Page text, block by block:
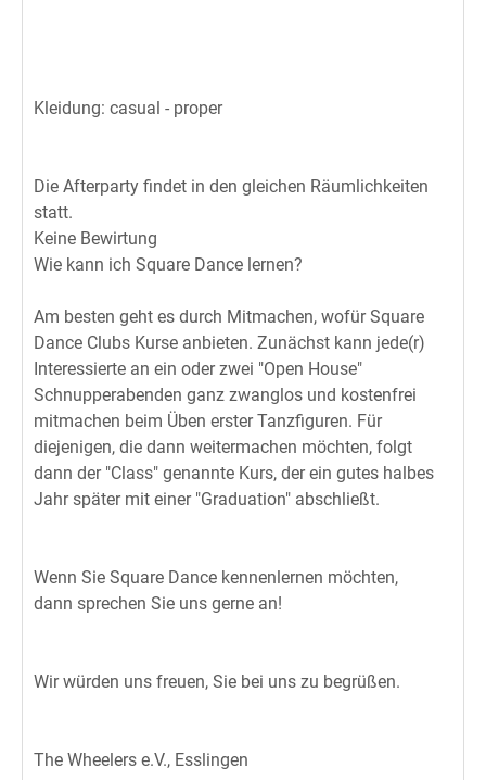
Kleidung: casual - proper
Die Afterparty findet in den gleichen Räumlichkeiten
statt.
Keine Bewirtung
Wie kann ich Square Dance lernen?
Am besten geht es durch Mitmachen, wofür Square
Dance Clubs Kurse anbieten. Zunächst kann jede(r)
Interessierte an ein oder zwei "Open House"
Schnupperabenden ganz zwanglos und kostenfrei
mitmachen beim Üben erster Tanzfiguren. Für
diejenigen, die dann weitermachen möchten, folgt
dann der "Class" genannte Kurs, der ein gutes halbes
Jahr später mit einer "Graduation" abschließt.
Wenn Sie Square Dance kennenlernen möchten,
dann sprechen Sie uns gerne an!
Wir würden uns freuen, Sie bei uns zu begrüßen.
The Wheelers e.V., Esslingen